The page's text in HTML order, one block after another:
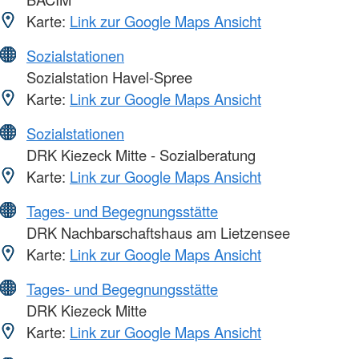
Karte: Link zur Google Maps Ansicht
Sozialstationen
Sozialstation Havel-Spree
Karte: Link zur Google Maps Ansicht
Sozialstationen
DRK Kiezeck Mitte - Sozialberatung
Karte: Link zur Google Maps Ansicht
Tages- und Begegnungsstätte
DRK Nachbarschaftshaus am Lietzensee
Karte: Link zur Google Maps Ansicht
Tages- und Begegnungsstätte
DRK Kiezeck Mitte
Karte: Link zur Google Maps Ansicht